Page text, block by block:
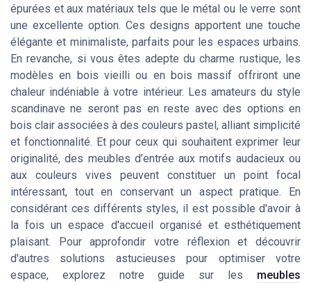
épurées et aux matériaux tels que le métal ou le verre sont
une excellente option. Ces designs apportent une touche
élégante et minimaliste, parfaits pour les espaces urbains.
En revanche, si vous êtes adepte du charme rustique, les
modèles en bois vieilli ou en bois massif offriront une
chaleur indéniable à votre intérieur. Les amateurs du style
scandinave ne seront pas en reste avec des options en
bois clair associées à des couleurs pastel, alliant simplicité
et fonctionnalité. Et pour ceux qui souhaitent exprimer leur
originalité, des meubles d’entrée aux motifs audacieux ou
aux couleurs vives peuvent constituer un point focal
intéressant, tout en conservant un aspect pratique. En
considérant ces différents styles, il est possible d'avoir à
la fois un espace d'accueil organisé et esthétiquement
plaisant. Pour approfondir votre réflexion et découvrir
d'autres solutions astucieuses pour optimiser votre
espace, explorez notre guide sur les meubles